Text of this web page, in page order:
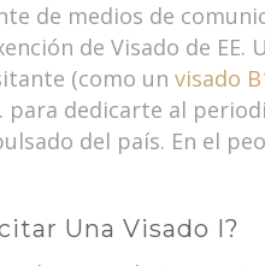
de medios de
de Visado de
(como un visado
para dedicarte al
del país. En el
Una Visado I?